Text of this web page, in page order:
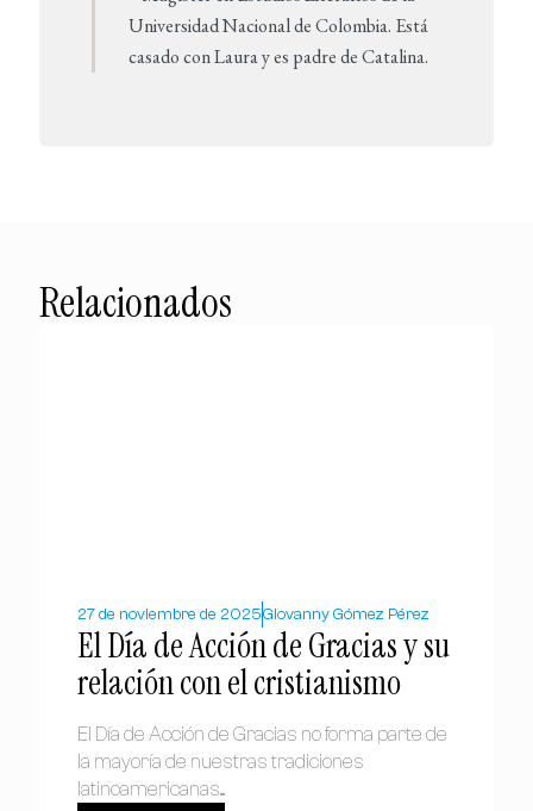
Universidad Nacional de Colombia. Está
casado con Laura y es padre de Catalina.
Relacionados
27 de noviembre de 2025Giovanny Gómez Pérez
El Día de Acción de Gracias y su
relación con el cristianismo
El Día de Acción de Gracias no forma parte de
la mayoría de nuestras tradiciones
latinoamericanas....